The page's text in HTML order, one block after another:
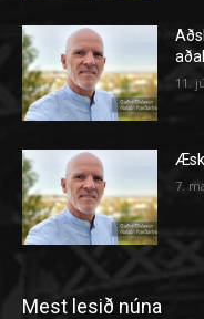
11.
7.
Mest lesið núna